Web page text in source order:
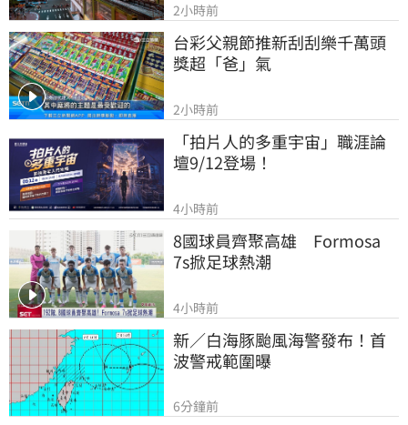
2小時前
台彩父親節推新刮刮樂千萬頭
獎超「爸」氣
2小時前
「拍片人的多重宇宙」職涯論
壇9/12登場！
4小時前
8國球員齊聚高雄　Formosa
7s掀足球熱潮
4小時前
新／白海豚颱風海警發布！首
波警戒範圍曝
6分鐘前